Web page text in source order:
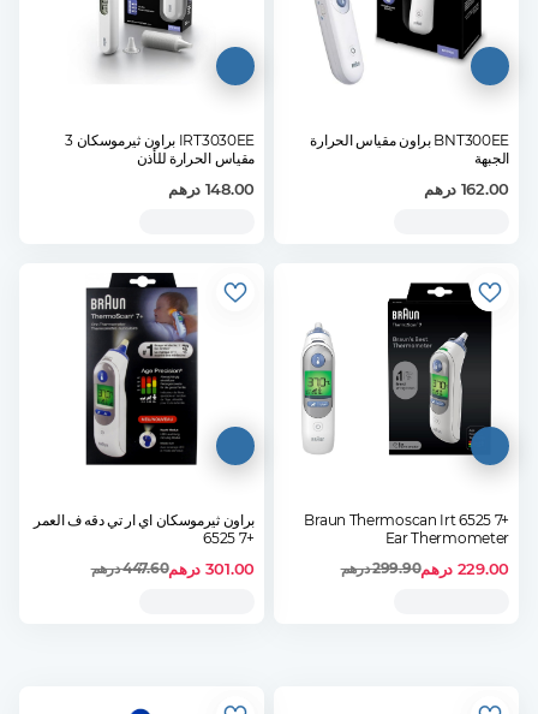
BNT300EE براون مقياس الحرارة
الجبهة
162.00 درهم
IRT3030EE براون ثيرموسكان 3
مقياس الحرارة للأذن
148.00 درهم
Braun Thermoscan Irt 6525 7+
Ear Thermometer
229.00 درهم299.90درهم
براون ثيرموسكان اي ار تي دقه ف العمر
+7 6525
301.00 درهم447.60درهم